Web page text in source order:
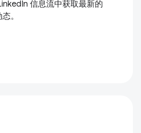
信息流中获取最新的
。